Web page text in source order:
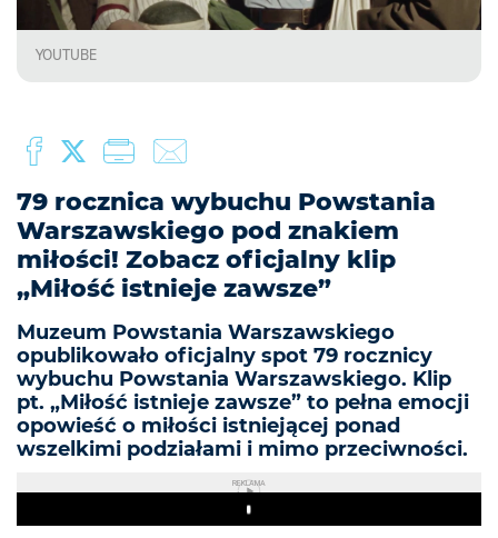
YOUTUBE
79 rocznica wybuchu Powstania
Warszawskiego pod znakiem
miłości! Zobacz oficjalny klip
„Miłość istnieje zawsze”
Muzeum Powstania Warszawskiego
opublikowało oficjalny spot 79 rocznicy
wybuchu Powstania Warszawskiego. Klip
pt. „Miłość istnieje zawsze” to pełna emocji
opowieść o miłości istniejącej ponad
wszelkimi podziałami i mimo przeciwności.
REKLAMA
Play